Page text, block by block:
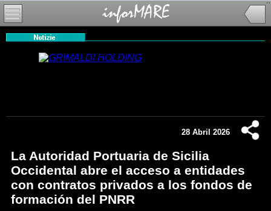
28 Abril 2026
La Autoridad Portuaria de Sicilia
Occidental abre el acceso a entidades
con contratos privados a los fondos de
formación del PNRR